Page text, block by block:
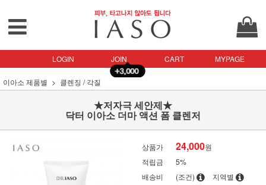
LOGIN JOIN CART MYPAGE
이아소 제품별 클렌징 / 각질
★저자극 세안제★
닥터 이아소 더마 액션 폼 클렌저
상품가 24,000원
적립금
5%
배송비
(조건) 지역별